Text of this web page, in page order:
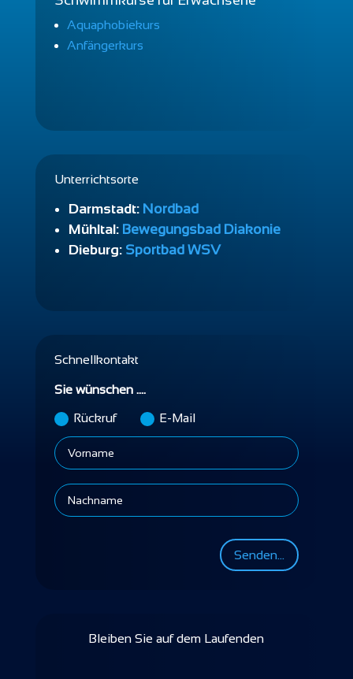
Aquaphobiekurs
Anfängerkurs
Unterrichtsorte
Darmstadt: Nordbad
Mühltal: Bewegungsbad Diakonie
Dieburg: Sportbad WSV
Schnellkontakt
Sie wünschen ....
Rückruf E-Mail
Senden...
Bleiben Sie auf dem Laufenden